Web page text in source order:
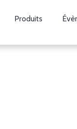
Produits